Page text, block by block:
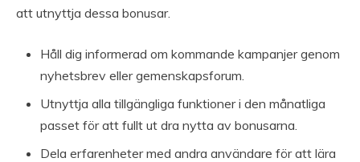
att utnyttja dessa bonusar.
Håll dig informerad om kommande kampanjer genom
nyhetsbrev eller gemenskapsforum.
Utnyttja alla tillgängliga funktioner i den månatliga
passet för att fullt ut dra nytta av bonusarna.
Dela erfarenheter med andra användare för att lära